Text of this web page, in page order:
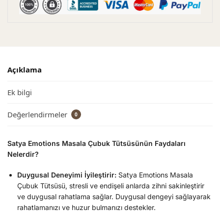
Açıklama
Ek bilgi
Değerlendirmeler 0
Satya Emotions Masala Çubuk Tütsüsünün Faydaları
Nelerdir?
Duygusal Deneyimi İyileştirir: Satya Emotions Masala
Çubuk Tütsüsü, stresli ve endişeli anlarda zihni sakinleştirir
ve duygusal rahatlama sağlar. Duygusal dengeyi sağlayarak
rahatlamanızı ve huzur bulmanızı destekler.